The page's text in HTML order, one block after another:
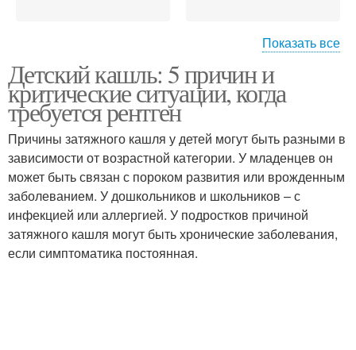
Легкие при кашле Помочь при кашле
Показать все
Детский кашль: 5 причин и
критические ситуации, когда
требуется рентген
Причины затяжного кашля у детей могут быть разными в
зависимости от возрастной категории. У младенцев он
может быть связан с пороком развития или врожденным
заболеванием. У дошкольников и школьников – с
инфекцией или аллергией. У подростков причиной
затяжного кашля могут быть хронические заболевания,
если симптоматика постоянная.